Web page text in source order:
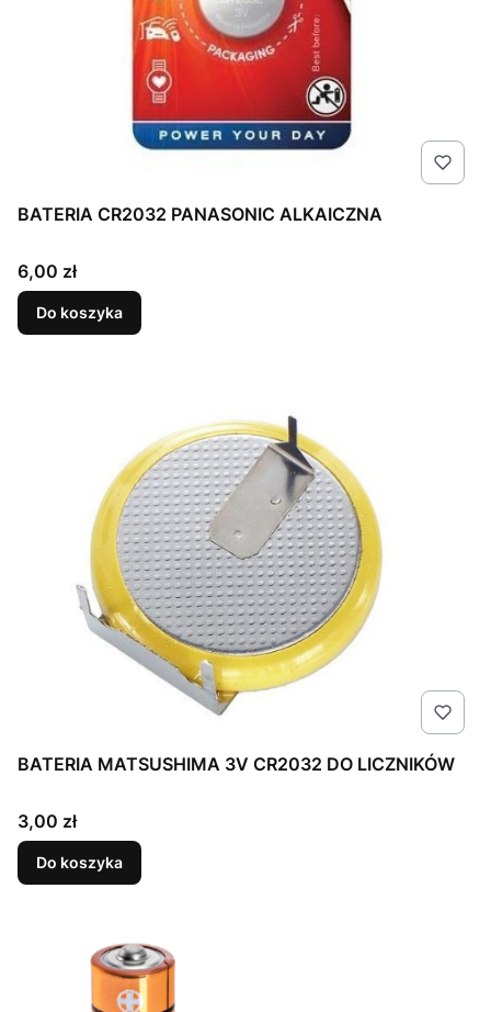
BATERIA CR2032 PANASONIC ALKAICZNA
Cena
6,00 zł
Do koszyka
BATERIA MATSUSHIMA 3V CR2032 DO LICZNIKÓW
Cena
3,00 zł
Do koszyka